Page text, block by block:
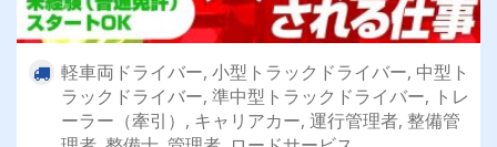
軽車両ドライバー, 小型トラックドライバー, 中型ト
ラックドライバー, 準中型トラックドライバー, トレ
ーラー（牽引）, キャリアカー, 運行管理者, 整備管